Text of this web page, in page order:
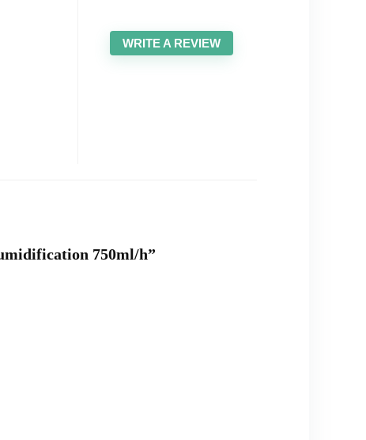
WRITE A REVIEW
750ml/h”